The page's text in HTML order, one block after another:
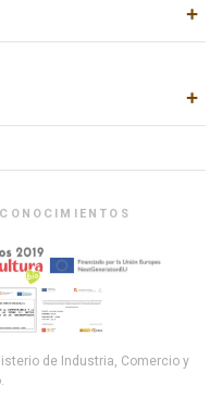
+
+
de Industria, Comercio y